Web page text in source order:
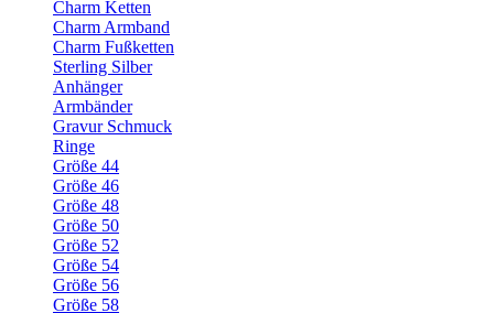
Charm Ketten
Charm Armband
Charm Fußketten
Sterling Silber
Anhänger
Armbänder
Gravur Schmuck
Ringe
Größe 44
Größe 46
Größe 48
Größe 50
Größe 52
Größe 54
Größe 56
Größe 58